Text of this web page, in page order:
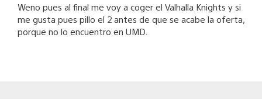
Weno pues al final me voy a coger el Valhalla Knights y si
me gusta pues pillo el 2 antes de que se acabe la oferta,
porque no lo encuentro en UMD.